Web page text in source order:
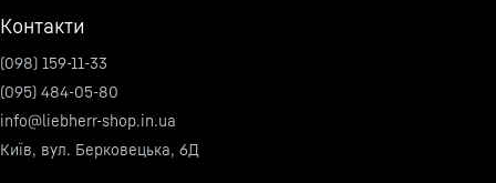
Контакти
(098) 159-11-33
(095) 484-05-80
info@liebherr-shop.in.ua
Київ, вул. Берковецька, 6Д